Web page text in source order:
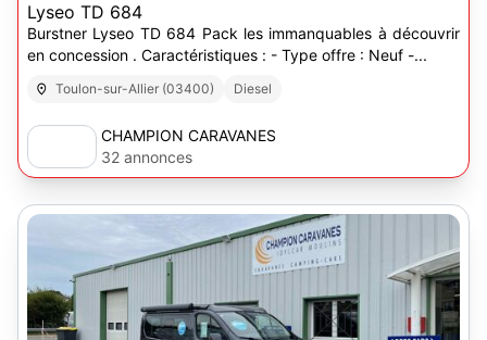
Lyseo TD 684
Burstner Lyseo TD 684 Pack les immanquables à découvrir
en concession . Caractéristiques : - Type offre : Neuf -...
Toulon-sur-Allier (03400) Diesel
CHAMPION CARAVANES
32 annonces